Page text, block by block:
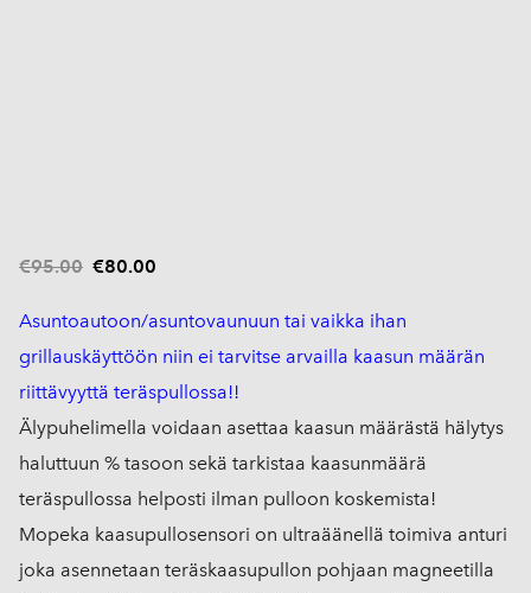
€95.00 €80.00
Asuntoautoon/asuntovaunuun tai vaikka ihan
grillauskäyttöön niin ei tarvitse arvailla kaasun määrän
riittävyyttä teräspullossa!!
Älypuhelimella voidaan asettaa kaasun määrästä hälytys
haluttuun % tasoon sekä tarkistaa kaasunmäärä
teräspullossa helposti ilman pulloon koskemista!
Mopeka kaasupullosensori on ultraäänellä toimiva anturi
joka asennetaan teräskaasupullon pohjaan magneetilla